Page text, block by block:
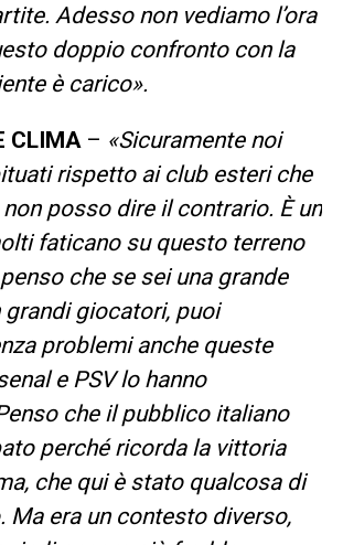
Adesso non vediamo l’ora
doppio confronto con la
è carico».
CLIMA– «Sicuramente noi
rispetto ai club esteri che
posso dire il contrario. È un
faticano su questo terreno
che se sei una grande
grandi giocatori, puoi
problemi anche queste
e PSV lo hanno
che il pubblico italiano
perché ricorda la vittoria
che qui è stato qualcosa di
Ma era un contesto diverso,